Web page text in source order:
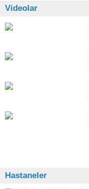
Videolar
Hastaneler